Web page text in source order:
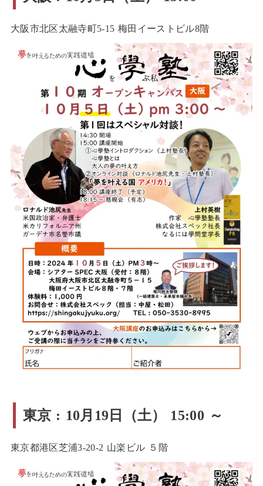
大阪市北区太融寺町5-15 梅田イーストビル8階
東京 : 10月19日（土） 15:00 ～
東京都港区芝浦3-20-2 山楽ビル ５階